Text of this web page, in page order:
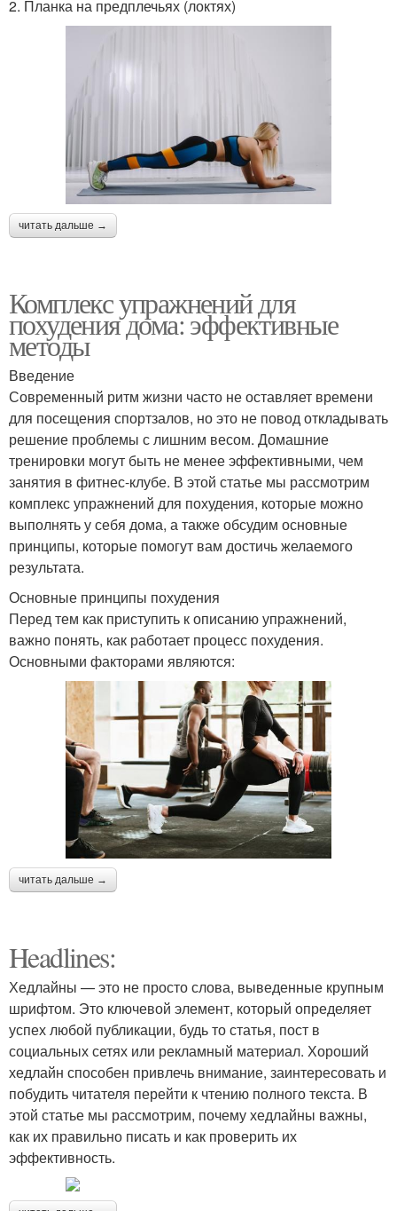
2. Планка на предплечьях (локтях)
читать дальше →
Комплекс упражнений для
похудения дома: эффективные
методы
Введение
Современный ритм жизни часто не оставляет времени
для посещения спортзалов, но это не повод откладывать
решение проблемы с лишним весом. Домашние
тренировки могут быть не менее эффективными, чем
занятия в фитнес-клубе. В этой статье мы рассмотрим
комплекс упражнений для похудения, которые можно
выполнять у себя дома, а также обсудим основные
принципы, которые помогут вам достичь желаемого
результата.
Основные принципы похудения
Перед тем как приступить к описанию упражнений,
важно понять, как работает процесс похудения.
Основными факторами являются:
читать дальше →
Headlines:
Хедлайны — это не просто слова, выведенные крупным
шрифтом. Это ключевой элемент, который определяет
успех любой публикации, будь то статья, пост в
социальных сетях или рекламный материал. Хороший
хедлайн способен привлечь внимание, заинтересовать и
побудить читателя перейти к чтению полного текста. В
этой статье мы рассмотрим, почему хедлайны важны,
как их правильно писать и как проверить их
эффективность.